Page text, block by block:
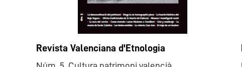
Revista Valenciana d'Etnologia